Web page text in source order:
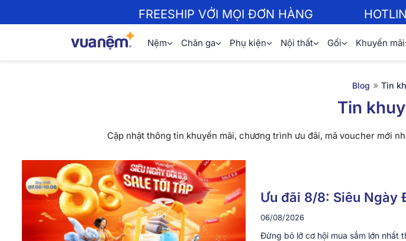
FREESHIP VỚI MỌI ĐƠN HÀNG
Nệm Chăn ga Phụ kiện Nội thất Gối Khuyến mãi
Blog » Tin
Tin
Cập nhật thông tin khuyến mãi, chương trình ưu đãi, mã voucher mới
Ưu đãi 8/8: Siêu Ngày
06/08/2026
Đừng bỏ lỡ cơ hội mua sắm lớn nhất